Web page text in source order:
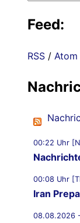
Feed:
RSS / Atom
00:22 Uhr
00:08 Uhr
Iran
08.08.2026